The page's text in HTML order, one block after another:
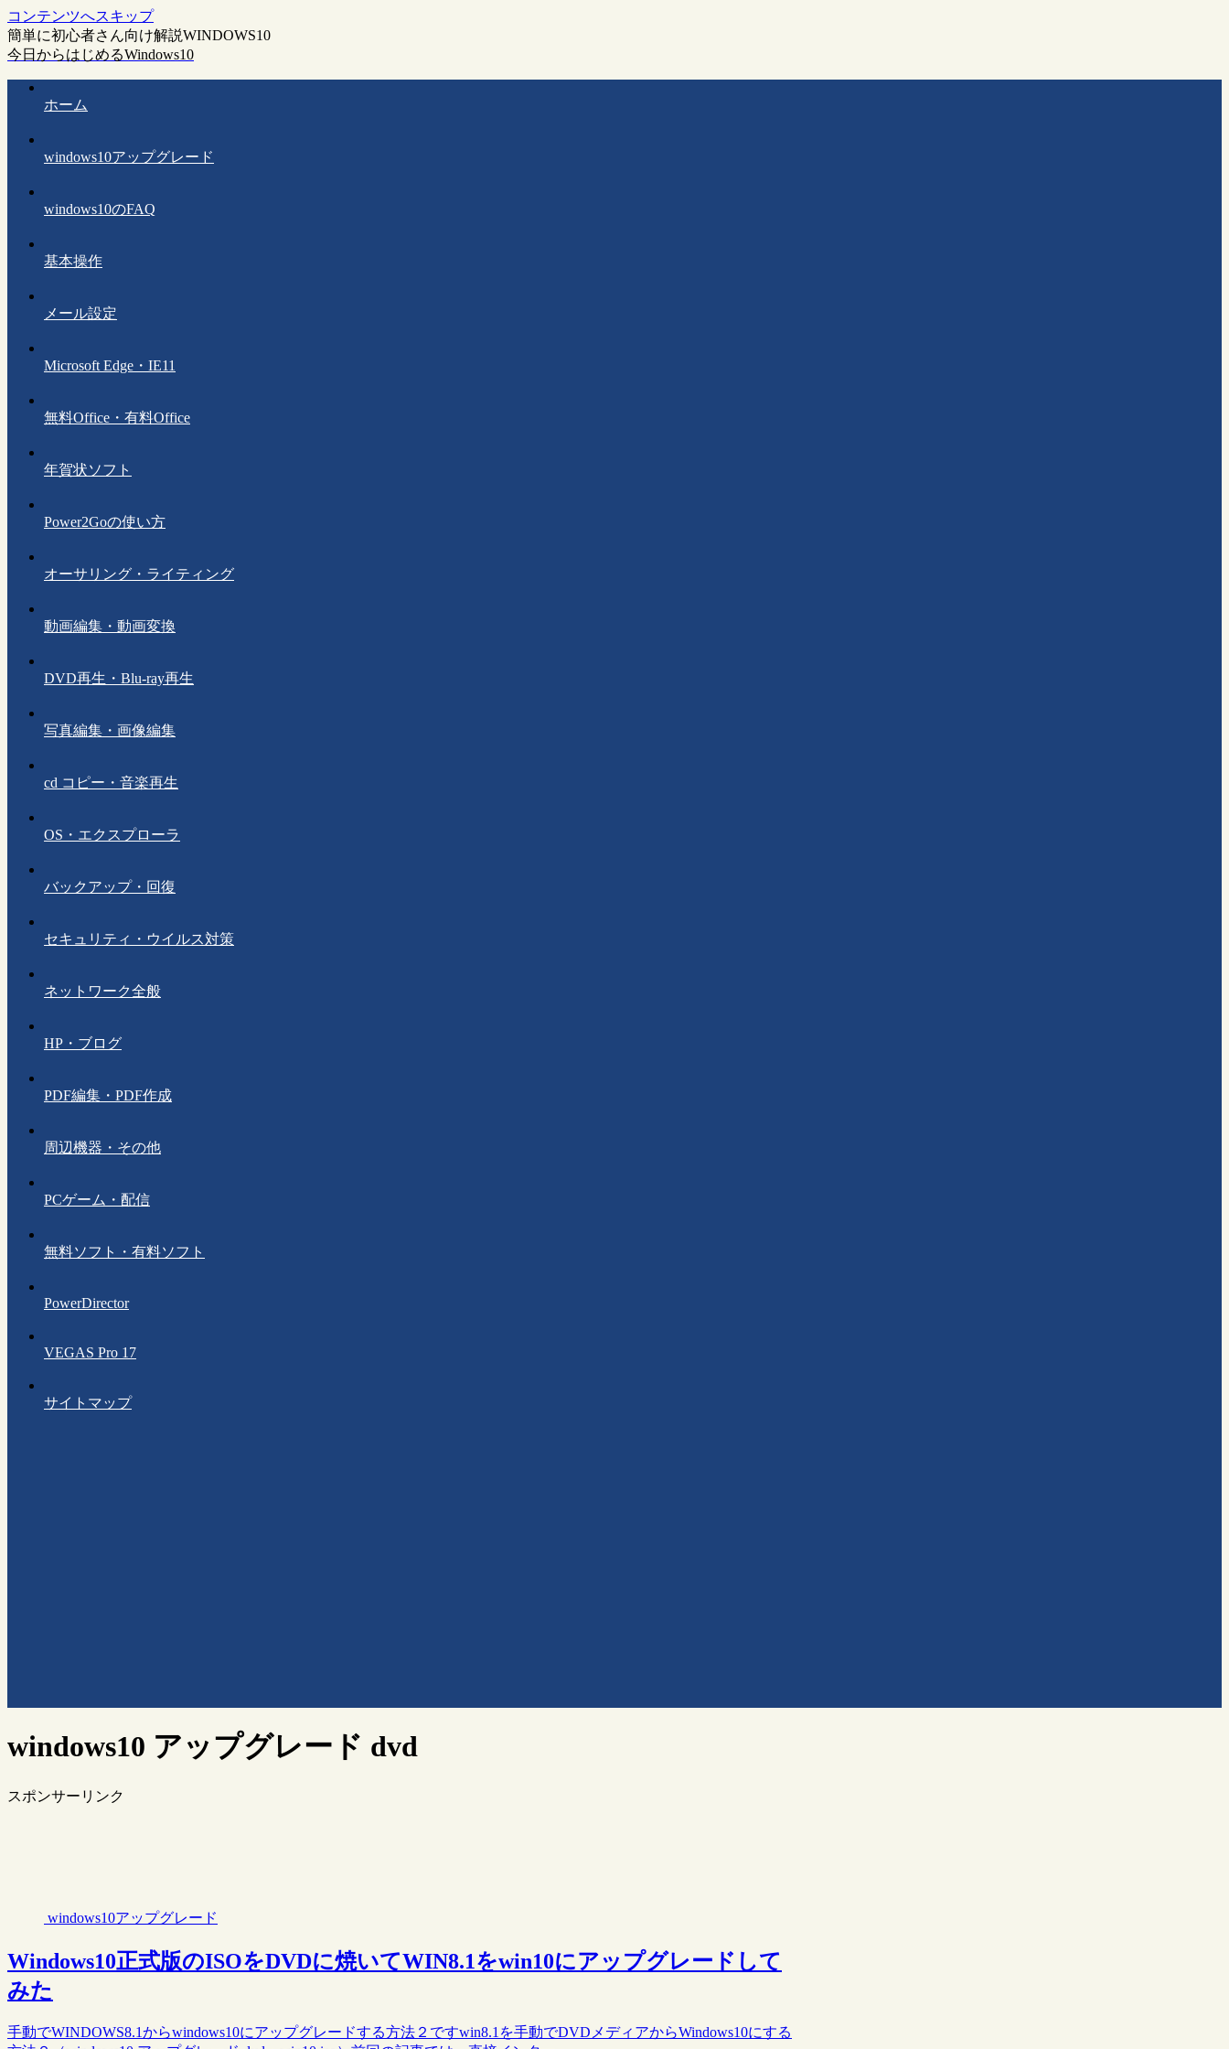
コンテンツへスキップ
簡単に初心者さん向け解説WINDOWS10
今日からはじめるWindows10
ホーム
windows10アップグレード
windows10のFAQ
基本操作
メール設定
Microsoft Edge・IE11
無料Office・有料Office
年賀状ソフト
Power2Goの使い方
オーサリング・ライティング
動画編集・動画変換
DVD再生・Blu-ray再生
写真編集・画像編集
cd コピー・音楽再生
OS・エクスプローラ
バックアップ・回復
セキュリティ・ウイルス対策
ネットワーク全般
HP・ブログ
PDF編集・PDF作成
周辺機器・その他
PCゲーム・配信
無料ソフト・有料ソフト
PowerDirector
VEGAS Pro 17
サイトマップ
windows10 アップグレード dvd
スポンサーリンク
windows10アップグレード
Windows10正式版のISOをDVDに焼いてWIN8.1をwin10にアップグレードして
みた
手動でWINDOWS8.1からwindows10にアップグレードする方法２ですwin8.1を手動でDVDメディアからWindows10にする